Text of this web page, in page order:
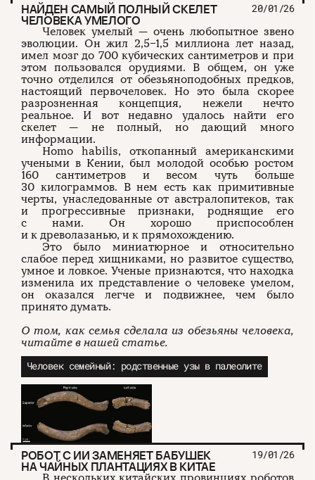
НАЙДЕН САМЫЙ ПОЛНЫЙ СКЕЛЕТ
ЧЕЛОВЕКА УМЕЛОГО
20/01/26
Человек умелый — очень любопытное звено
эволюции. Он жил 2,5−1,5 миллиона лет назад,
имел мозг до 700 кубических сантиметров и при
этом пользовался орудиями. В общем, он уже
точно отделился от обезьяноподобных предков,
настоящий первочеловек. Но это была скорее
разрозненная концепция, нежели нечто
реальное. И вот недавно удалось найти его
скелет — не полный, но дающий много
информации.
Homo habilis, откопанный американскими
учеными в Кении, был молодой особью ростом
160 сантиметров и весом чуть больше
30 килограммов. В нем есть как примитивные
черты, унаследованные от австралопитеков, так
и прогрессивные признаки, роднящие его
с нами. Он хорошо приспособлен
и к древолазанью, и к прямохождению.
Это было миниатюрное и относительно
слабое перед хищниками, но развитое существо,
умное и ловкое. Ученые признаются, что находка
изменила их представление о человеке умелом,
он оказался легче и подвижнее, чем было
принято думать.
О том, как семья сделала из обезьяны человека,
читайте в нашей статье.
Человек семейный: родственные узы в палеолите
РОБОТ С ИИ ЗАМЕНЯЕТ БАБУШЕК
НА ЧАЙНЫХ ПЛАНТАЦИЯХ В КИТАЕ
19/01/26